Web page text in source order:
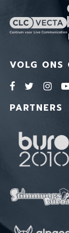
VOLG ONS
PARTNERS